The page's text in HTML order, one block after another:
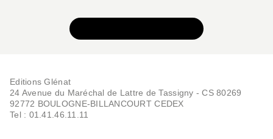
pomme
Editions Glénat
24 Avenue du Maréchal de Lattre de Tassigny - CS 80269
92772 BOULOGNE-BILLANCOURT CEDEX
Tel : 01.41.46.11.11